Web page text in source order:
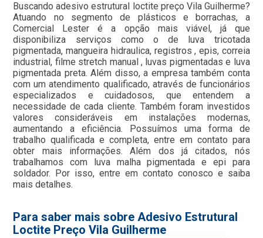
Buscando adesivo estrutural loctite preço Vila Guilherme?
Atuando no segmento de plásticos e borrachas, a
Comercial Lester é a opção mais viável, já que
disponibiliza serviços como o de luva tricotada
pigmentada, mangueira hidraulica, registros , epis, correia
industrial, filme stretch manual , luvas pigmentadas e luva
pigmentada preta. Além disso, a empresa também conta
com um atendimento qualificado, através de funcionários
especializados e cuidadosos, que entendem a
necessidade de cada cliente. Também foram investidos
valores consideráveis em instalações modernas,
aumentando a eficiência. Possuímos uma forma de
trabalho qualificada e completa, entre em contato para
obter mais informações. Além dos já citados, nós
trabalhamos com luva malha pigmentada e epi para
soldador. Por isso, entre em contato conosco e saiba
mais detalhes.
Para saber mais sobre Adesivo Estrutural
Loctite Preço Vila Guilherme